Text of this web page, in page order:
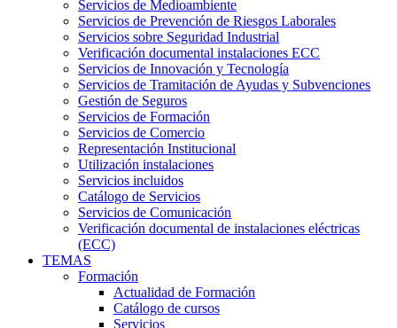
Servicios de Medioambiente
Servicios de Prevención de Riesgos Laborales
Servicios sobre Seguridad Industrial
Verificación documental instalaciones ECC
Servicios de Innovación y Tecnología
Servicios de Tramitación de Ayudas y Subvenciones
Gestión de Seguros
Servicios de Formación
Servicios de Comercio
Representación Institucional
Utilización instalaciones
Servicios incluidos
Catálogo de Servicios
Servicios de Comunicación
Verificación documental de instalaciones eléctricas
(ECC)
TEMAS
Formación
Actualidad de Formación
Catálogo de cursos
Servicios